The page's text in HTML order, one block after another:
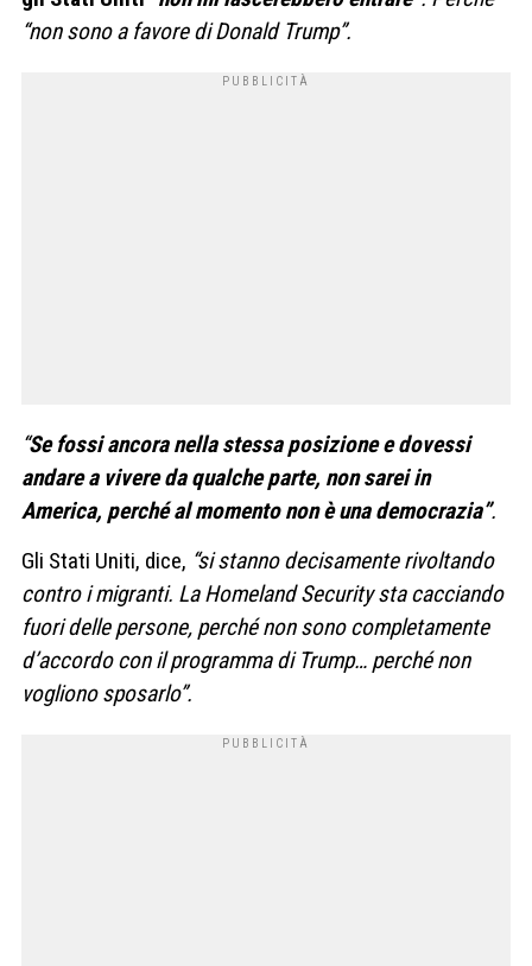
“non sono a favore di Donald Trump”.
“Se fossi ancora nella stessa posizione e dovessi
andare a vivere da qualche parte, non sarei in
America, perché al momento non è una democrazia”.
Gli Stati Uniti, dice, “si stanno decisamente rivoltando
contro i migranti. La Homeland Security sta cacciando
fuori delle persone, perché non sono completamente
d’accordo con il programma di Trump… perché non
vogliono sposarlo”.